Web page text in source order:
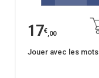
17€,00
Jouer avec les mots